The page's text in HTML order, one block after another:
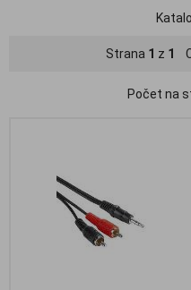
Strana 1 z 1
Počet na